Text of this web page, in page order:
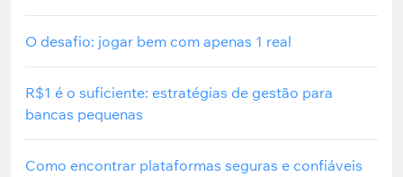
O desafio: jogar bem com apenas 1 real
R$1 é o suficiente: estratégias de gestão para
bancas pequenas
Como encontrar plataformas seguras e confiáveis